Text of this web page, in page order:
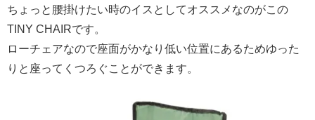
ちょっと腰掛けたい時のイスとしてオススメなのがこの
TINY CHAIRです。
ローチェアなので座面がかなり低い位置にあるためゆった
りと座ってくつろぐことができます。